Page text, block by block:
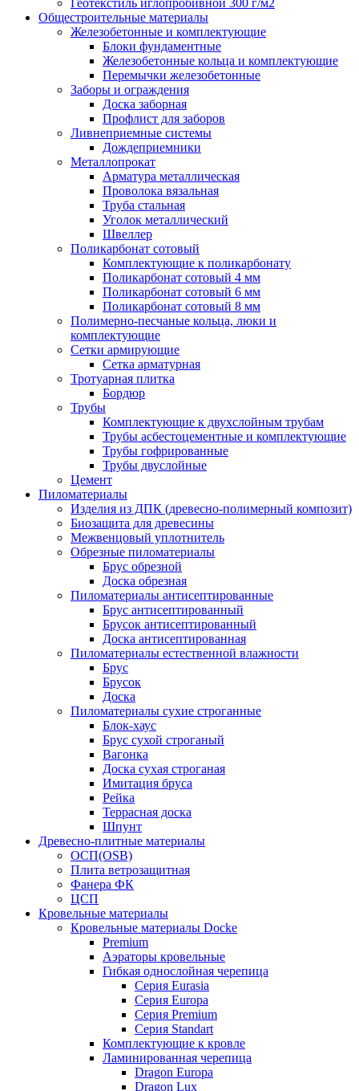
Общестроительные материалы
Железобетонные и комплектующие
Блоки фундаментные
Железобетонные кольца и комплектующие
Перемычки железобетонные
Заборы и ограждения
Доска заборная
Профлист для заборов
Ливнеприемные системы
Дождеприемники
Металлопрокат
Арматура металлическая
Проволока вязальная
Труба стальная
Уголок металлический
Швеллер
Поликарбонат сотовый
Комплектующие к поликарбонату
Поликарбонат сотовый 4 мм
Поликарбонат сотовый 6 мм
Поликарбонат сотовый 8 мм
Полимерно-песчаные кольца, люки и
комплектующие
Сетки армирующие
Сетка арматурная
Тротуарная плитка
Бордюр
Трубы
Комплектующие к двухслойным трубам
Трубы асбестоцементные и комплектующие
Трубы гофрированные
Трубы двуслойные
Цемент
Пиломатериалы
Изделия из ДПК (древесно-полимерный композит)
Биозащита для древесины
Межвенцовый уплотнитель
Обрезные пиломатериалы
Брус обрезной
Доска обрезная
Пиломатериалы антисептированные
Брус антисептированный
Брусок антисептированный
Доска антисептированная
Пиломатериалы естественной влажности
Брус
Брусок
Доска
Пиломатериалы сухие строганные
Блок-хаус
Брус сухой строганый
Вагонка
Доска сухая строганая
Имитация бруса
Рейка
Террасная доска
Шпунт
Древесно-плитные материалы
ОСП(OSB)
Плита ветрозащитная
Фанера ФК
ЦСП
Кровельные материалы
Кровельные материалы Docke
Premium
Аэраторы кровельные
Гибкая однослойная черепица
Серия Eurasia
Серия Europa
Серия Premium
Серия Standart
Комплектующие к кровле
Ламинированная черепица
Dragon Europa
Dragon Lux